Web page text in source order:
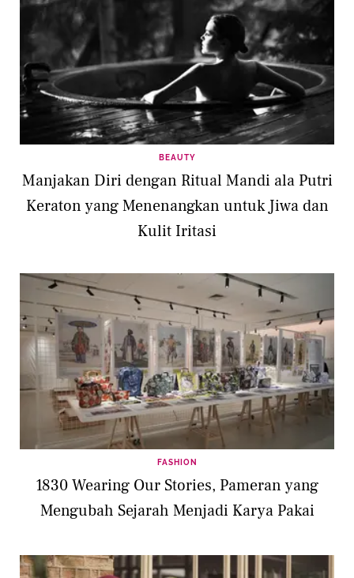
BEAUTY
Manjakan Diri dengan Ritual Mandi ala Putri
Keraton yang Menenangkan untuk Jiwa dan
Kulit Iritasi
FASHION
1830 Wearing Our Stories, Pameran yang
Mengubah Sejarah Menjadi Karya Pakai